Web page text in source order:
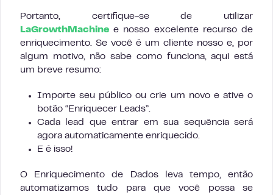
Portanto, certifique-se de utilizar
LaGrowthMachine e nosso excelente recurso de
enriquecimento. Se você é um cliente nosso e, por
algum motivo, não sabe como funciona, aqui está
um breve resumo:
Importe seu público ou crie um novo e ative o
botão “Enriquecer Leads”.
Cada lead que entrar em sua sequência será
agora automaticamente enriquecido.
E é isso!
O Enriquecimento de Dados leva tempo, então
automatizamos tudo para que você possa se